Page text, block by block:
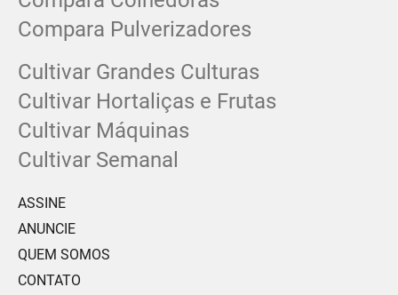
Compara Pulverizadores
Cultivar Grandes Culturas
Cultivar Hortaliças e Frutas
Cultivar Máquinas
Cultivar Semanal
ASSINE
ANUNCIE
QUEM SOMOS
CONTATO